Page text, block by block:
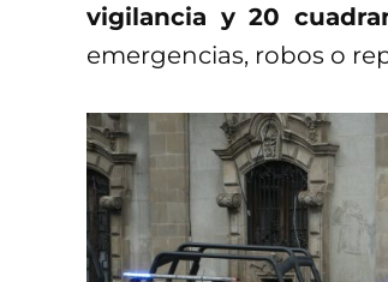
vigilancia y 20
emergencias, robos o